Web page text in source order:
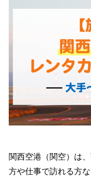
関西空港（関空）は
方や仕事で訪れる方